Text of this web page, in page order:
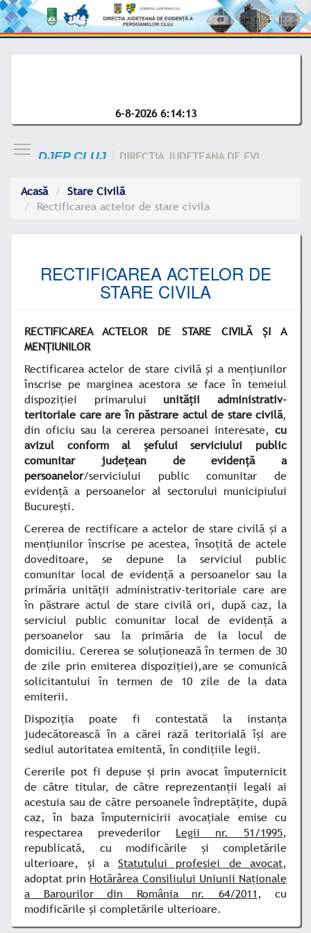
6-8-2026 6:14:13
DJEP CLUJ DIRECTIA JUDETEANA DE EVIDENTA A CLUJ
Acasă
Stare Civilă
Rectificarea actelor de stare civila
RECTIFICAREA ACTELOR DE
STARE CIVILA
RECTIFICAREA ACTELOR DE STARE CIVILĂ ȘI A
MENȚIUNILOR
Rectificarea actelor de stare civilă şi a menţiunilor
înscrise pe marginea acestora se face în temeiul
dispoziţiei primarului unităţii administrativ-
teritoriale care are în păstrare actul de stare civilă,
din oficiu sau la cererea persoanei interesate, cu
avizul conform al şefului serviciului public
comunitar judeţean de evidenţă a
persoanelor/serviciului public comunitar de
evidenţă a persoanelor al sectorului municipiului
Bucureşti.
Cererea de rectificare a actelor de stare civilă şi a
menţiunilor înscrise pe acestea, însoţită de actele
doveditoare, se depune la serviciul public
comunitar local de evidenţă a persoanelor sau la
primăria unităţii administrativ-teritoriale care are
în păstrare actul de stare civilă ori, după caz, la
serviciul public comunitar local de evidenţă a
persoanelor sau la primăria de la locul de
domiciliu. Cererea se soluţionează în termen de 30
de zile prin emiterea dispoziţiei),are se comunică
solicitantului în termen de 10 zile de la data
emiterii.
Dispoziţia poate fi contestată la instanţa
judecătorească în a cărei rază teritorială îşi are
sediul autoritatea emitentă, în condiţiile legii.
Cererile pot fi depuse şi prin avocat împuternicit
de către titular, de către reprezentanţii legali ai
acestuia sau de către persoanele îndreptăţite, după
caz, în baza împuternicirii avocaţiale emise cu
respectarea prevederilor Legii nr. 51/1995,
republicată, cu modificările şi completările
ulterioare, şi a Statutului profesiei de avocat,
adoptat prin Hotărârea Consiliului Uniunii Naţionale
a Barourilor din România nr. 64/2011, cu
modificările şi completările ulterioare.